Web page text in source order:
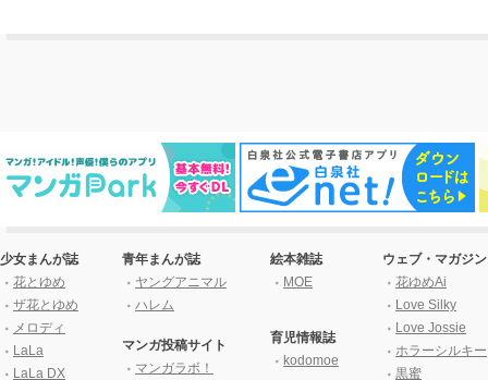
少女まんが誌
花とゆめ
ザ花とゆめ
メロディ
LaLa
LaLa DX
青年まんが誌
ヤングアニマル
ハレム
マンガ投稿サイト
マンガラボ！
絵本雑誌
MOE
育児情報誌
kodomoe
ウェブ・マガジン
花ゆめAi
Love Silky
Love Jossie
ホラーシルキー
黒蜜